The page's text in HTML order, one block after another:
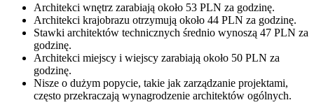
Architekci wnętrz zarabiają około 53 PLN za godzinę.
Architekci krajobrazu otrzymują około 44 PLN za godzinę.
Stawki architektów technicznych średnio wynoszą 47 PLN za
godzinę.
Architekci miejscy i wiejscy zarabiają około 50 PLN za
godzinę.
Nisze o dużym popycie, takie jak zarządzanie projektami,
często przekraczają wynagrodzenie architektów ogólnych.